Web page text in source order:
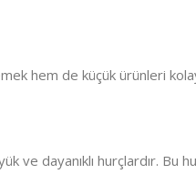
hem de küçük ürünleri
dayanıklı hurçlardır. Bu